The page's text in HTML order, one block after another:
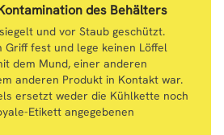
des Behälters
und vor Staub geschützt.
Griff fest und lege keinen Löffel
dem Mund, einer anderen
anderen Produkt in Kontakt war.
ersetzt weder die Kühlkette noch
Etikett angegebenen